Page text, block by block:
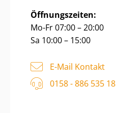
Öffnungszeiten:
Mo-Fr 07:00 – 20:00
Sa 10:00 – 15:00
E-Mail Kontakt
0158 - 886 535 18